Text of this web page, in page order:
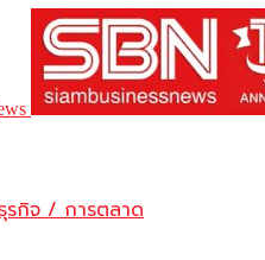
รกิจ / การตลาด